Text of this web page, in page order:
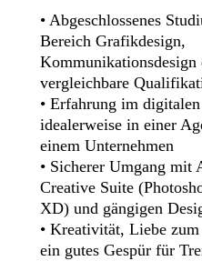
• Abgeschlossenes
Bereich Grafikdesign,
Kommunikationsdesign
vergleichbare
• Erfahrung im
idealerweise in einer
einem Unternehmen
• Sicherer Umgang mit
Creative Suite
XD) und gängigen
• Kreativität, Liebe
ein gutes Gespür für